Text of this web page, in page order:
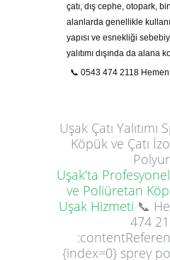
çatı, dış cephe, otopark,
alanlarda genellikle
yapısı ve esnekliği
yalıtımı dışında da alana
📞 0543 474 2118 Hemen
Uşak Çatı Yalıtımı
Köpük ve Çatı
Uşak’ta
ve Poliüretan
Uşak Hizmeti 📞
474
{index=0} sprey